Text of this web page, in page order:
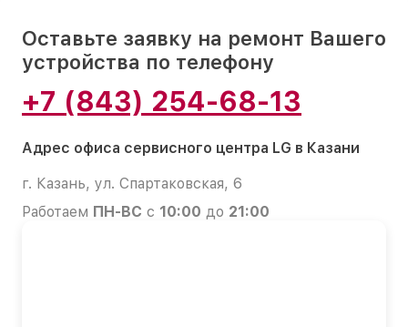
Оставьте заявку на ремонт Вашего
устройства по телефону
+7 (843) 254-68-13
Адрес офиса сервисного центра LG в Казани
г. Казань, ул. Спартаковская, 6
Работаем ПН-ВС с 10:00 до 21:00